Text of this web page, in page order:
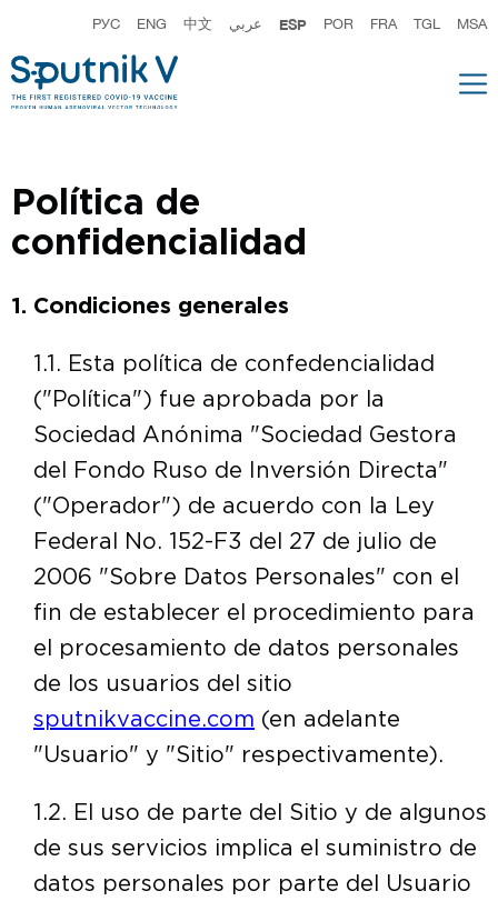
РУС ENG 中文 عربي ESP POR FRA TGL MSA
Política de
confidencialidad
Condiciones generales
1.1. Esta política de confedencialidad
("Política") fue aprobada por la
Sociedad Anónima "Sociedad Gestora
del Fondo Ruso de Inversión Directa"
("Operador") de acuerdo con la Ley
Federal No. 152-F3 del 27 de julio de
2006 "Sobre Datos Personales" con el
fin de establecer el procedimiento para
el procesamiento de datos personales
de los usuarios del sitio
sputnikvaccine.com (en adelante
"Usuario" y "Sitio" respectivamente).
1.2. El uso de parte del Sitio y de algunos
de sus servicios implica el suministro de
datos personales por parte del Usuario